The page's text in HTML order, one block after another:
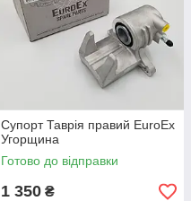
Супорт Таврія правий EuroEx
Угорщина
Готово до відправки
1 350 ₴